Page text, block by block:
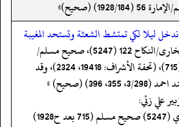
184) (صحیح)»
ليلا لكي تمتشط الشعثة وتستحد المغيبة
« صحیح البخاری/النکاح 122 (5247)، صحیح مسلم/
الإمارة 56 (715)، (تحفة الأشراف: 19418، 2324)، وقد
396) (صحیح) »
علي زئي:
ح1928)